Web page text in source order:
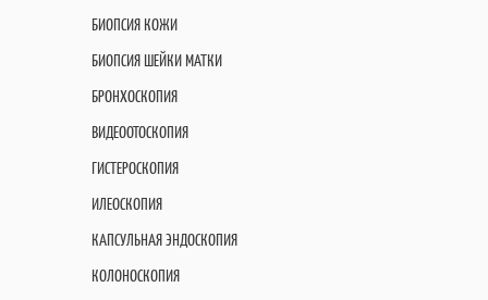
БИОПСИЯ КОЖИ
БИОПСИЯ ШЕЙКИ МАТКИ
БРОНХОСКОПИЯ
ВИДЕООТОСКОПИЯ
ГИСТЕРОСКОПИЯ
ИЛЕОСКОПИЯ
КАПСУЛЬНАЯ ЭНДОСКОПИЯ
КОЛОНОСКОПИЯ